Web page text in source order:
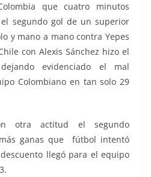
que cuatro minutos
segundo gol de un superior
y mano a mano contra Yepes
con Alexis Sánchez hizo el
evidenciado el mal
Colombiano en tan solo 29
otra actitud el segundo
ganas que fútbol intentó
llegó para el equipo